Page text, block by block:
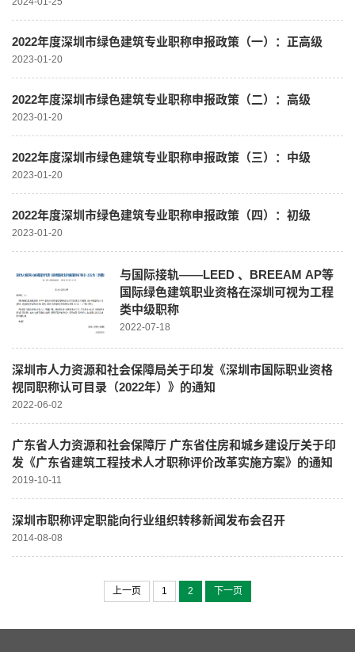
2022年度深圳市绿色建筑专业职称申报政策（一）：正高级
2023-01-20
2022年度深圳市绿色建筑专业职称申报政策（二）：高级
2023-01-20
2022年度深圳市绿色建筑专业职称申报政策（三）：中级
2023-01-20
2022年度深圳市绿色建筑专业职称申报政策（四）：初级
2023-01-20
与国际接轨——LEED 、BREEAM AP等
国际绿色建筑职业资格在深圳可视为工程
类中级职称
2022-07-18
深圳市人力资源和社会保障局关于印发《深圳市国际职业资格
视同职称认可目录（2022年）》的通知
2022-06-02
广东省人力资源和社会保障厅 广东省住房和城乡建设厅关于印
发《广东省建筑工程技术人才职称评价改革实施方案》的通知
2019-10-11
深圳市职称评定职能向行业组织转移新闻发布会召开
2014-08-08
上一页 1 2 下一页